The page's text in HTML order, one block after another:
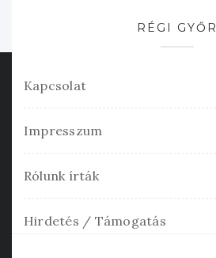
RÉGI GYŐR
Kapcsolat
Impresszum
Rólunk írták
Hirdetés / Támogatás